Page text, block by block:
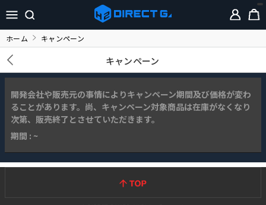
ホーム キャンペーン
キャンペーン
開発会社や販売元の事情によりキャンペーン期間及び価格が変わ
ることがあります。尚、キャンペーン対象商品は在庫がなくなり
次第、販売終了とさせていただきます。
期間 : ~